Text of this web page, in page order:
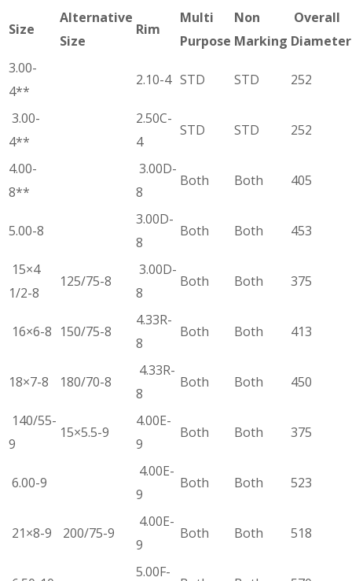
Size
Alternative
Size
Rim
Multi
Purpose
Non
Marking
Overall
Diameter
3.00-
4**
2.10-4 STD STD 252
3.00-
4**
2.50C-
4
STD STD 252
4.00-
8**
3.00D-
8
Both Both 405
5.00-8
3.00D-
8
Both Both 453
15×4
1/2-8
125/75-8
3.00D-
8
Both Both 375
16×6-8 150/75-8
4.33R-
8
Both Both 413
18×7-8 180/70-8
4.33R-
8
Both Both 450
140/55-
9
15×5.5-9
4.00E-
9
Both Both 375
6.00-9
4.00E-
9
Both Both 523
21×8-9 200/75-9
4.00E-
9
Both Both 518
5.00F-